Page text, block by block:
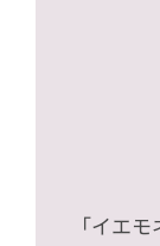
「イエ